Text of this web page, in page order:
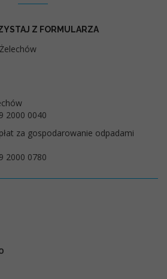
Z FORMULARZA
2000 0040
za gospodarowanie odpadami
2000 0780